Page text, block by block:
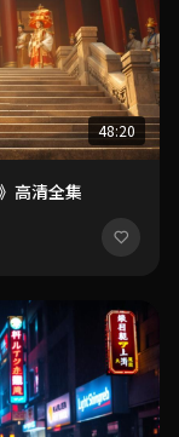
48:20
高清全集